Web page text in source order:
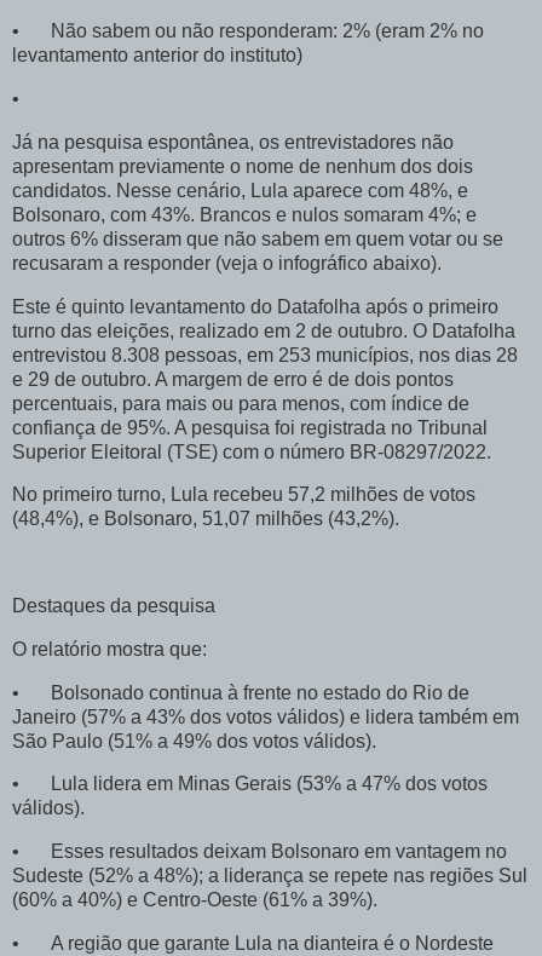
•
Não sabem ou não responderam: 2% (eram 2% no
levantamento anterior do instituto)
•
Já na pesquisa espontânea, os entrevistadores não
apresentam previamente o nome de nenhum dos dois
candidatos. Nesse cenário, Lula aparece com 48%, e
Bolsonaro, com 43%. Brancos e nulos somaram 4%; e
outros 6% disseram que não sabem em quem votar ou se
recusaram a responder (veja o infográfico abaixo).
Este é quinto levantamento do Datafolha após o primeiro
turno das eleições, realizado em 2 de outubro. O Datafolha
entrevistou 8.308 pessoas, em 253 municípios, nos dias 28
e 29 de outubro. A margem de erro é de dois pontos
percentuais, para mais ou para menos, com índice de
confiança de 95%. A pesquisa foi registrada no Tribunal
Superior Eleitoral (TSE) com o número BR-08297/2022.
No primeiro turno, Lula recebeu 57,2 milhões de votos
(48,4%), e Bolsonaro, 51,07 milhões (43,2%).
Destaques da pesquisa
O relatório mostra que:
•
Bolsonado continua à frente no estado do Rio de
Janeiro (57% a 43% dos votos válidos) e lidera também em
São Paulo (51% a 49% dos votos válidos).
•
Lula lidera em Minas Gerais (53% a 47% dos votos
válidos).
•
Esses resultados deixam Bolsonaro em vantagem no
Sudeste (52% a 48%); a liderança se repete nas regiões Sul
(60% a 40%) e Centro-Oeste (61% a 39%).
•
A região que garante Lula na dianteira é o Nordeste